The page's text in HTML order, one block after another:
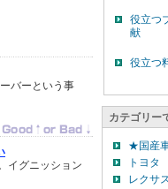
バーという事
イグニッション
役立つ
献
役立つ
カテゴリー
★国産
トヨタ
レクサ